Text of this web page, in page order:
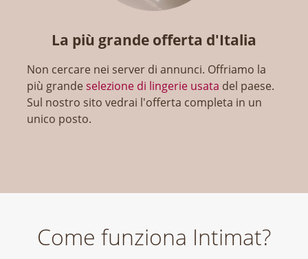
La più grande offerta d'Italia
Non cercare nei server di annunci. Offriamo la
più grandeselezione di lingerie usata del paese.
Sul nostro sito vedrai l'offerta completa in un
unico posto.
Come funziona Intimat?